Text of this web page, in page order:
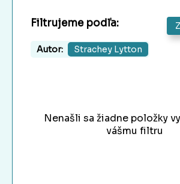
Filtrujeme podľa:
Autor: Strachey Lytton
Nenašli sa žiadne položky
vášmu filtru